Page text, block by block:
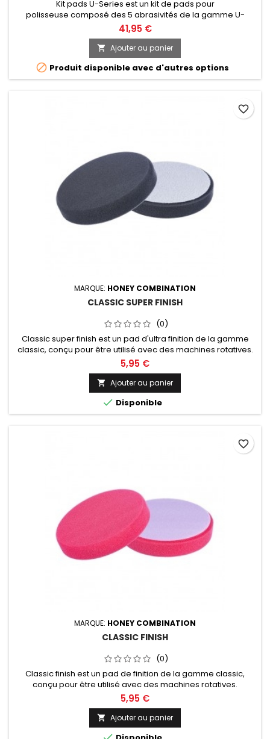
Kit pads U-Series est un kit de pads pour
polisseuse composé des 5 abrasivités de la gamme U-
Series, conçu pour être utilisé avec des machines orbitales.
Diamètre de 30, 50, 75, 125 ou 150mm au choix.
41,95 €
 Ajouter au panier
 Produit disponible avec d'autres options
MARQUE: HONEY COMBINATION
CLASSIC SUPER FINISH
(0)
Classic super finish est un pad d'ultra finition de la gamme
classic, conçu pour être utilisé avec des machines rotatives.
Diamètre de 50, 75 ou 125mm au choix.
5,95 €
 Ajouter au panier
 Disponible
favorite_border
MARQUE: HONEY COMBINATION
CLASSIC FINISH
(0)
Classic finish est un pad de finition de la gamme classic,
conçu pour être utilisé avec des machines rotatives.
Diamètre de 50, 75 ou 125mm au choix.
5,95 €
 Ajouter au panier
favorite_border